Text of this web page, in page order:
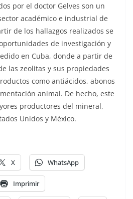
por el doctor Gelves son un
académico e industrial de
de los hallazgos realizados se
de investigación y
en Cuba, donde a partir de
las zeolitas y sus propiedades
como antiácidos, abonos
animal. De hecho, este
productores del mineral,
Unidos y México.
X WhatsApp
Imprimir